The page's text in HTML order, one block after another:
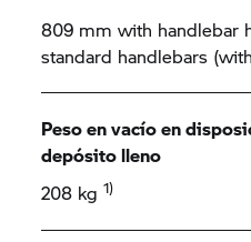
809 mm with handlebar
standard handlebars
Peso en vacío en
depósito lleno
208 kg1)